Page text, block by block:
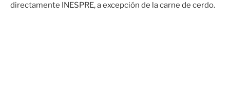
directamente INESPRE, a excepción de la carne de cerdo.